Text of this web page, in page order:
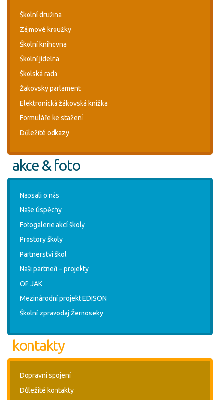
Školní družina
Zájmové kroužky
Školní knihovna
Školní jídelna
Školská rada
Žákovský parlament
Elektronická žákovská knížka
Formuláře ke stažení
Důležité odkazy
akce & foto
Napsali o nás
Naše úspěchy
Fotogalerie akcí školy
Prostory školy
Partnerství škol
Naši partneři – projekty
OP JAK
Mezinárodní projekt EDISON
Školní zpravodaj Žernoseky
kontakty
Dopravní spojení
Důležité kontakty